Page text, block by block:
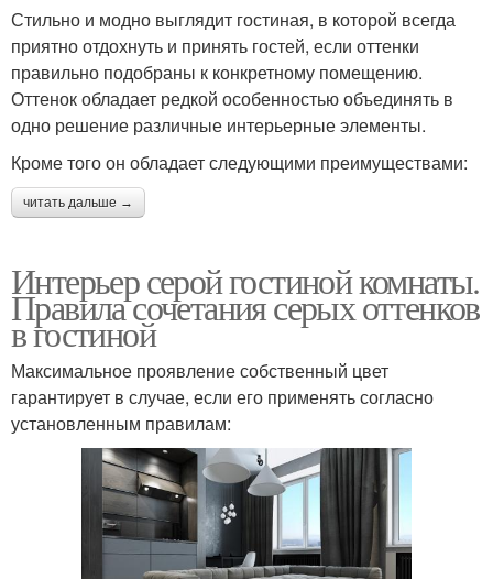
Стильно и модно выглядит гостиная, в которой всегда
приятно отдохнуть и принять гостей, если оттенки
правильно подобраны к конкретному помещению.
Оттенок обладает редкой особенностью объединять в
одно решение различные интерьерные элементы.
Кроме того он обладает следующими преимуществами:
читать дальше →
Интерьер серой гостиной комнаты.
Правила сочетания серых оттенков
в гостиной
Максимальное проявление собственный цвет
гарантирует в случае, если его применять согласно
установленным правилам: